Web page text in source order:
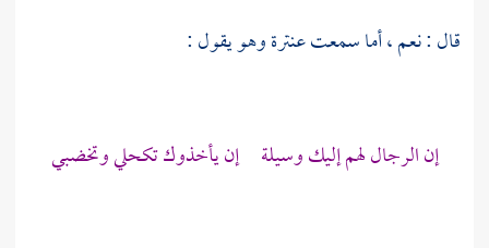
قال : نعم ، أما سمعتعنترةوهو يقول :
إن الرجال لهم إليك وسيلة إن يأخذوك تكحلي وتخضبي